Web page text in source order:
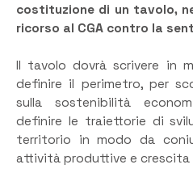
costituzione di un tavolo,
ricorso al CGA contro la
Il tavolo dovrà scrivere in
definire il perimetro, per
sulla sostenibilità
definire le traiettorie di
territorio in modo da
attività produttive e crescita